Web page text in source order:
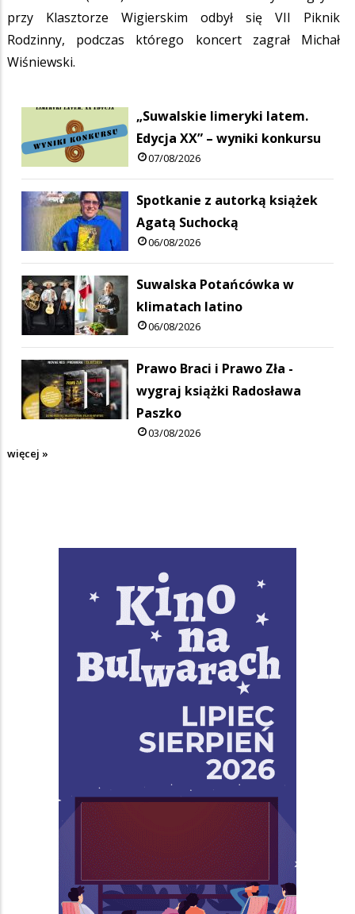
przy Klasztorze Wigierskim odbył się VII Piknik
Rodzinny, podczas którego koncert zagrał Michał
Wiśniewski.
„Suwalskie limeryki latem.
Edycja XX” – wyniki konkursu
07/08/2026
Spotkanie z autorką książek
Agatą Suchocką
06/08/2026
Suwalska Potańcówka w
klimatach latino
06/08/2026
Prawo Braci i Prawo Zła -
wygraj książki Radosława
Paszko
03/08/2026
więcej »